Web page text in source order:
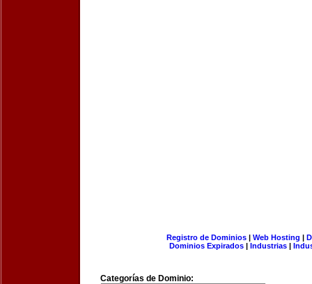
Registro de Dominios| Web Hosting |
Dominios Expirados | Industrias |
Categorías de Dominio: